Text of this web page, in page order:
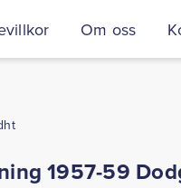
Om oss
1957-59